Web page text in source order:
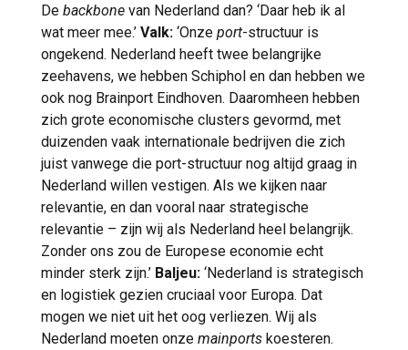
De backbone van Nederland dan? ‘Daar heb ik al
wat meer mee.’ Valk: ‘Onze port-structuur is
ongekend. Nederland heeft twee belangrijke
zeehavens, we hebben Schiphol en dan hebben we
ook nog Brainport Eindhoven. Daaromheen hebben
zich grote economische clusters gevormd, met
duizenden vaak internationale bedrijven die zich
juist vanwege die port-structuur nog altijd graag in
Nederland willen vestigen. Als we kijken naar
relevantie, en dan vooral naar strategische
relevantie – zijn wij als Nederland heel belangrijk.
Zonder ons zou de Europese economie echt
minder sterk zijn.’ Baljeu: ‘Nederland is strategisch
en logistiek gezien cruciaal voor Europa. Dat
mogen we niet uit het oog verliezen. Wij als
Nederland moeten onze mainports koesteren.